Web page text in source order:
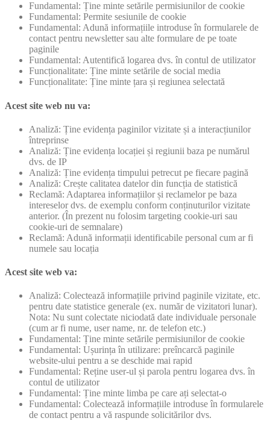
Fundamental: Ține minte setările permisiunilor de cookie
Fundamental: Permite sesiunile de cookie
Fundamental: Adună informațiile introduse în formularele de
contact pentru newsletter sau alte formulare de pe toate
paginile
Fundamental: Autentifică logarea dvs. în contul de utilizator
Funcționalitate: Ține minte setările de social media
Funcționalitate: Ține minte țara și regiunea selectată
Acest site web nu va:
Analiză: Ține evidența paginilor vizitate și a interacțiunilor
întreprinse
Analiză: Ține evidența locației și regiunii baza pe numărul
dvs. de IP
Analiză: Ține evidența timpului petrecut pe fiecare pagină
Analiză: Crește calitatea datelor din funcția de statistică
Reclamă: Adaptarea informațiilor și reclamelor pe baza
intereselor dvs. de exemplu conform conținuturilor vizitate
anterior. (În prezent nu folosim targeting cookie-uri sau
cookie-uri de semnalare)
Reclamă: Adună informații identificabile personal cum ar fi
numele sau locația
Acest site web va:
Analiză: Colectează informațiile privind paginile vizitate, etc.
pentru date statistice generale (ex. număr de vizitatori lunar).
Nota: Nu sunt colectate niciodată date individuale personale
(cum ar fi nume, user name, nr. de telefon etc.)
Fundamental: Ține minte setările permisiunilor de cookie
Fundamental: Ușurința în utilizare: preîncarcă paginile
website-ului pentru a se deschide mai rapid
Fundamental: Reține user-ul și parola pentru logarea dvs. în
contul de utilizator
Fundamental: Ține minte limba pe care ați selectat-o
Fundamental: Colectează informațiile introduse în formularele
de contact pentru a vă raspunde solicitărilor dvs.